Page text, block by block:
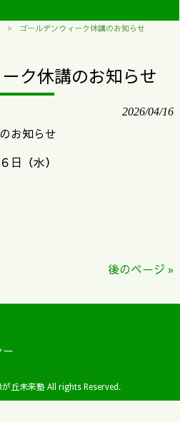
> ゴールデンウィーク休講のお知らせ
ク休講のお知らせ
2026/04/16
お知らせ
日（水）
後のページ »
ー
丘未来塾 All rights Reserved.